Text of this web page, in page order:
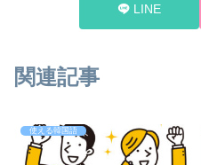
LINE
関連記事
使える韓国語